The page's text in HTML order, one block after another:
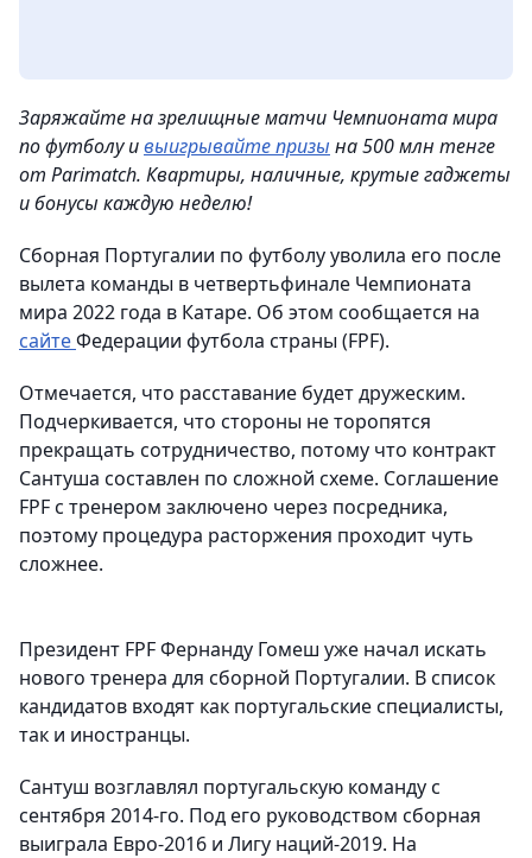
Заряжайте на зрелищные матчи Чемпионата мира
по футболу ивыигрывайте призы на 500 млн тенге
от Parimatch. Квартиры, наличные, крутые гаджеты
и бонусы каждую неделю!
Сборная Португалии по футболу уволила его после
вылета команды в четвертьфинале Чемпионата
мира 2022 года в Катаре. Об этом сообщается на
сайтеФедерации футбола страны (FPF).
Отмечается, что расставание будет дружеским.
Подчеркивается, что стороны не торопятся
прекращать сотрудничество, потому что контракт
Сантуша составлен по сложной схеме. Соглашение
FPF с тренером заключено через посредника,
поэтому процедура расторжения проходит чуть
сложнее.
Президент FPF Фернанду Гомеш уже начал искать
нового тренера для сборной Португалии. В список
кандидатов входят как португальские специалисты,
так и иностранцы.
Сантуш возглавлял португальскую команду с
сентября 2014-го. Под его руководством сборная
выиграла Евро-2016 и Лигу наций-2019. На